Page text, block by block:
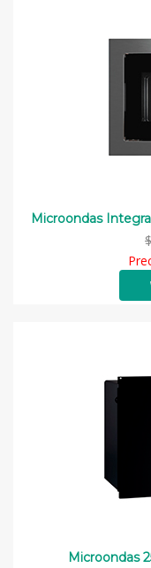
Microondas
Microondas